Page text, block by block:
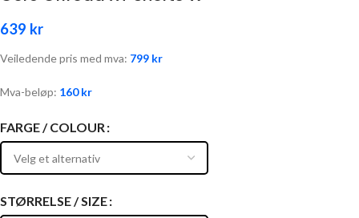
639 kr
Veiledende pris med mva: 799 kr
Mva-beløp: 160kr
FARGE / COLOUR
STØRRELSE / SIZE